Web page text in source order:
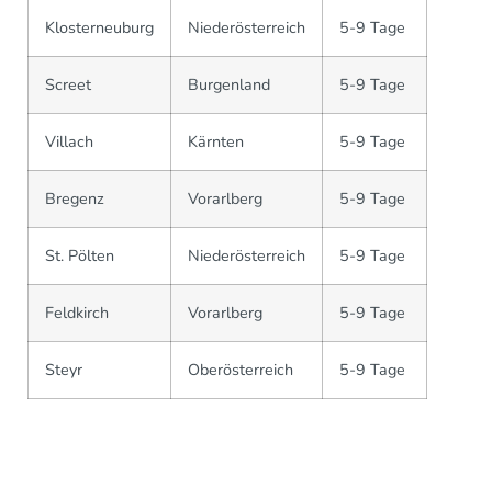
Klosterneuburg Niederösterreich 5-9 Tage
Screet Burgenland 5-9 Tage
Villach Kärnten 5-9 Tage
Bregenz Vorarlberg 5-9 Tage
St. Pölten Niederösterreich 5-9 Tage
Feldkirch Vorarlberg 5-9 Tage
Steyr Oberösterreich 5-9 Tage